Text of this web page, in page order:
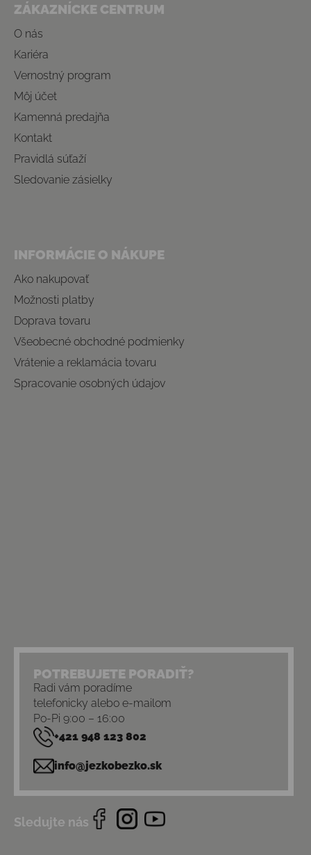
ZÁKAZNÍCKE CENTRUM
O nás
Kariéra
Vernostný program
Môj účet
Kamenná predajňa
Kontakt
Pravidlá súťaží
Sledovanie zásielky
INFORMÁCIE O NÁKUPE
Ako nakupovať
Možnosti platby
Doprava tovaru
Všeobecné obchodné podmienky
Vrátenie a reklamácia tovaru
Spracovanie osobných údajov
POTREBUJETE PORADIŤ?
Radi vám poradíme
telefonicky alebo e-mailom
Po-Pi 9:00 – 16:00
+421 948 123 802
info@jezkobezko.sk
Sledujte nás